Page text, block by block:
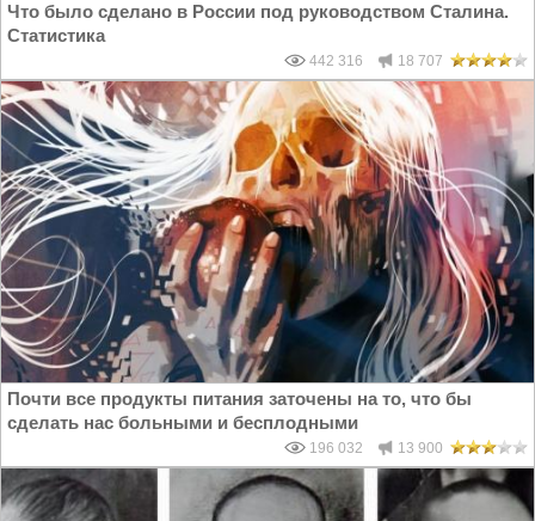
Что было сделано в России под руководством Сталина.
Статистика
442 316 18 707
Почти все продукты питания заточены на то, что бы
сделать нас больными и бесплодными
196 032 13 900